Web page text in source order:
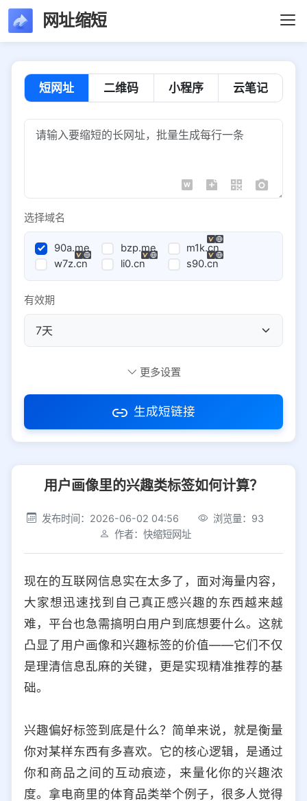
网址缩短
短网址 二维码 小程序 云笔记
选择域名
90a.me bzp.me
m1k.cn
w7z.cn
li0.cn s90.cn
有效期
访问密码
社交平台 电商平台
选择防红平台类型，避免链接被拦截
iOS Android PC 其他
选择允许访问的平台类型
更多设置
生成短链接
用户画像里的兴趣类标签如何计算？
发布时间：2026-06-02 04:56
浏览量：93
作者：快缩短网址
现在的互联网信息实在太多了，面对海量内容，
大家想迅速找到自己真正感兴趣的东西越来越
难，平台也急需搞明白用户到底想要什么。这就
凸显了用户画像和兴趣标签的价值——它们不仅
是理清信息乱麻的关键，更是实现精准推荐的基
础。
兴趣偏好标签到底是什么？简单来说，就是衡量
你对某样东西有多喜欢。它的核心逻辑，是通过
你和商品之间的互动痕迹，来量化你的兴趣浓
度。拿电商里的体育品类举个例子，很多人觉得